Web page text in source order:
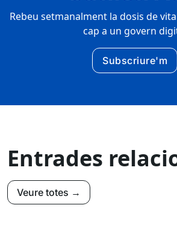
Rebeu setmanalment la dosis de
cap a un govern
Subscriure'm
Entrades
Veure totes →